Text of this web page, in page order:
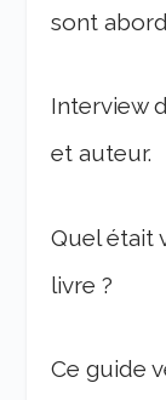
sont
Interview
et auteur.
Quel était
livre ?
Ce guide